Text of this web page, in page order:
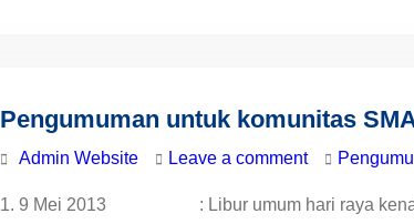
Pengumuman untuk komunitas
Admin Website Leave a comment
1. 9 Mei 2013 : Libur umum hari raya